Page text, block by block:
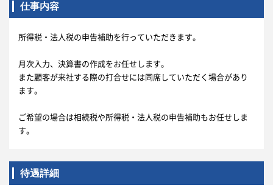
仕事内容
所得税・法人税の申告補助を行っていただきます。
月次入力、決算書の作成をお任せします。
また顧客が来社する際の打合せには同席していただく場合があり
ます。
ご希望の場合は相続税や所得税・法人税の申告補助もお任せしま
す。
待遇詳細